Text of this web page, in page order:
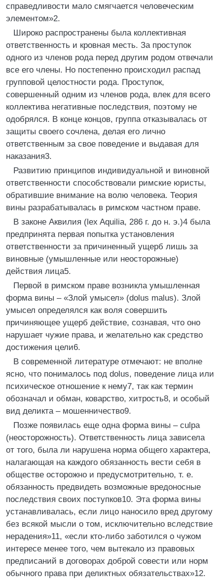
справедливости мало смягчается человеческим
элементом»2.
Широко распространены была коллективная
ответственность и кровная месть. За проступок
одного из членов рода перед другим родом отвечали
все его члены. Но постепенно происходил распад
групповой целостности рода. Проступок,
совершенный одним из членов рода, влек для всего
коллектива негативные последствия, поэтому не
одобрялся. В конце концов, группа отказывалась от
защиты своего сочлена, делая его лично
ответственным за свое поведение и выдавая для
наказания3.
Развитию принципов индивидуальной и виновной
ответственности способствовали римские юристы,
обратившие внимание на волю человека. Теория
вины разрабатывалась в римском частном праве.
В законе Аквилия (lex Aquilia, 286 г. до н. э.)4 была
предпринята первая попытка установления
ответственности за причиненный ущерб лишь за
виновные (умышленные или неосторожные)
действия лица5.
Первой в римском праве возникла умышленная
форма вины – «Злой умысел» (dolus malus). Злой
умысел определялся как воля совершить
причиняющее ущерб действие, сознавая, что оно
нарушает чужие права, и желательно как средство
достижения цели6.
В современной литературе отмечают: не вполне
ясно, что понималось под dolus, поведение лица или
психическое отношение к нему7, так как термин
обозначал и обман, коварство, хитрость8, и особый
вид деликта – мошенничество9.
Позже появилась еще одна форма вины – culpa
(неосторожность). Ответственность лица зависела
от того, была ли нарушена норма общего характера,
налагающая на каждого обязанность вести себя в
обществе осторожно и предусмотрительно, т. е.
обязанность предвидеть возможные вредоносные
последствия своих поступков10. Эта форма вины
устанавливалась, если лицо наносило вред другому
без всякой мысли о том, исключительно вследствие
нерадения»11, «если кто-либо заботился о чужом
интересе менее того, чем вытекало из правовых
предписаний в договорах доброй совести или норм
обычного права при деликтных обязательствах»12.